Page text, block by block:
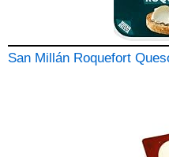
San Millán Roquefort